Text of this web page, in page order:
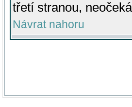
třetí stranou,
Návrat nahoru